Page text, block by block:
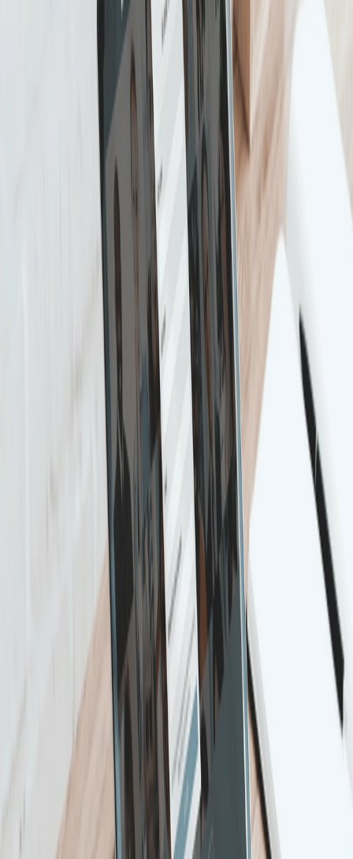
gebruikers. Als je gebruikers target op
dekstop en mobiel, raden we je aan om
video’s te maken met een beeldverhouding
van 16:9.
Maximale bestandsgrootte: 200 MB
Videoduur: 3 seconden tot 30 minuten.
Volgens LinkedIn zijn de meest succesvolle
video advertenties minder dan 15 seconden
Frame snelheid: 30 fps
Bestandsformaten: .mp4
We raden aan om te optimaliseren voor een
geluidloze ervaring als LinkedIn video automatisch
afspelen zonder geluid. Als je geluid toevoegt, zorg
er dan voor dat u bijschriften toevoegt aan de
postproductie van video’s voor elke dialoog of
Zorg er ook voor dat je advertenties professioneel
eruitzien. Als je een advertentiecampagne voert om
gelijkgestemde mensen te bereiken, zowel
prospects als collega’s, moet je er professioneel
uitzien en je merkimago positief weerspiegelen.
Onze beste LinkedIn tips en tricks zijn om de
advertentie tekst te controleren op spel en
grammaticafouten. Zorg er daarna voor dat je een
duidelijke boodschap aflevert die jouw plaats in de
hoofden van de lezers zal verplaatsen. Gebruik
bruikbare koppen die passen bij de context van de
advertentie en maak lezers geinteresseerd. Houd ze
echter kort en krachtig.
Wat betrekt beeldmateriaal, ze moeten er
authentiek uitzien met de aard van de informatie